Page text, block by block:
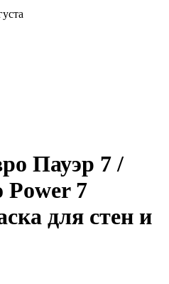
Пауэр 7 /
7
для стен и